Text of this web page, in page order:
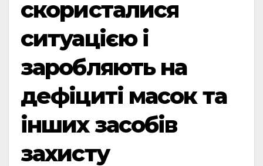
скористалися
ситуацією і
заробляють на
дефіциті масок та
інших засобів
захисту